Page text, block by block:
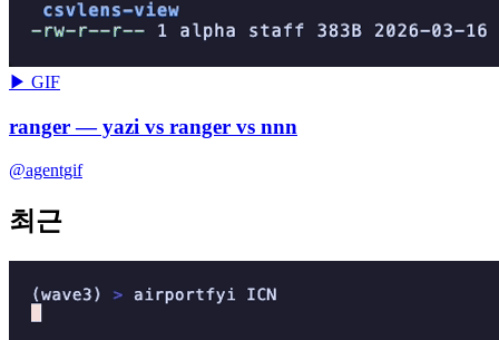
▶ GIF
ranger — yazi vs ranger vs nnn
@agentgif
최근